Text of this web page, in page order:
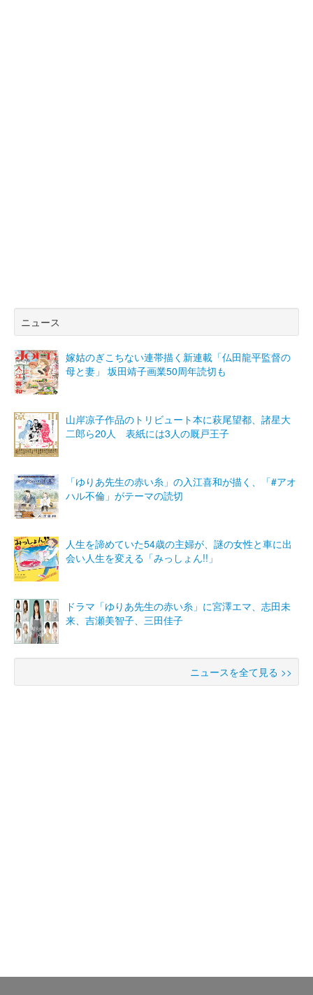
ニュース
嫁姑のぎこちない連帯描く新連載「仏田龍平監督の
母と妻」 坂田靖子画業50周年読切も
山岸凉子作品のトリビュート本に萩尾望都、諸星大
二郎ら20人 表紙には3人の厩戸王子
「ゆりあ先生の赤い糸」の入江喜和が描く、「#アオ
ハル不倫」がテーマの読切
人生を諦めていた54歳の主婦が、謎の女性と車に出
会い人生を変える「みっしょん!!」
ドラマ「ゆりあ先生の赤い糸」に宮澤エマ、志田未
来、吉瀬美智子、三田佳子
ニュースを全て見る >>